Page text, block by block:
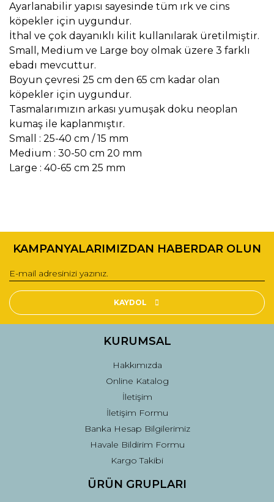
Ayarlanabilir yapısı sayesinde tüm ırk ve cins
köpekler için uygundur.
İthal ve çok dayanıklı kilit kullanılarak üretilmiştir.
Small, Medium ve Large boy olmak üzere 3 farklı
ebadı mevcuttur.
Boyun çevresi 25 cm den 65 cm kadar olan
köpekler için uygundur.
Tasmalarımızın arkası yumuşak doku neoplan
kumaş ile kaplanmıştır.
Small : 25-40 cm / 15 mm
Medium : 30-50 cm 20 mm
Large : 40-65 cm 25 mm
konularda yetersiz gördüğünüz noktaları öneri formunu
Görüş ve önerileriniz için teşekkür ederiz.
Ürün resmi kalitesiz, bozuk veya görüntülenemiyor.
Ürün açıklamasında eksik bilgiler bulunuyor.
Ürün fiyatı diğer sitelerden daha pahalı.
Gönder
KAMPANYALARIMIZDAN HABERDAR OLUN
KAYDOL
KURUMSAL
Hakkımızda
Online Katalog
İletişim
İletişim Formu
Banka Hesap Bilgilerimiz
Havale Bildirim Formu
Kargo Takibi
ÜRÜN GRUPLARI